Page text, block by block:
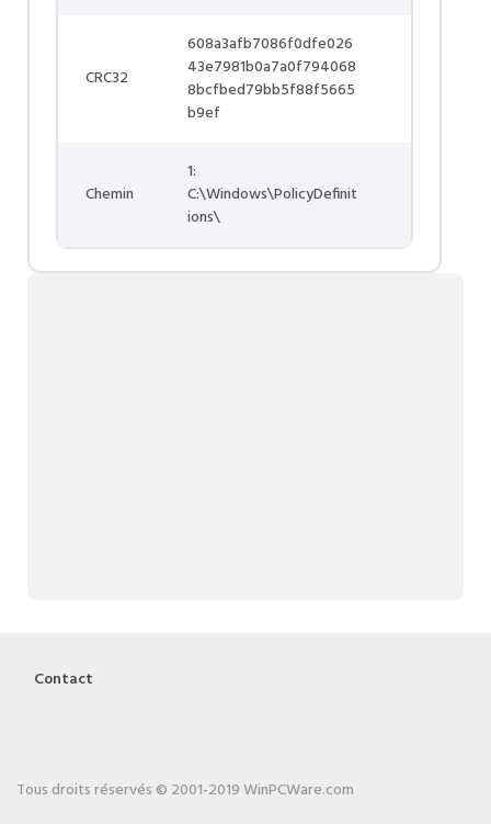
CRC32
608a3afb7086f0dfe026
43e7981b0a7a0f794068
8bcfbed79bb5f88f5665
b9ef
Chemin
1:
C:\Windows\PolicyDefinit
ions\
Contact
Tous droits réservés © 2001-2019 WinPCWare.com